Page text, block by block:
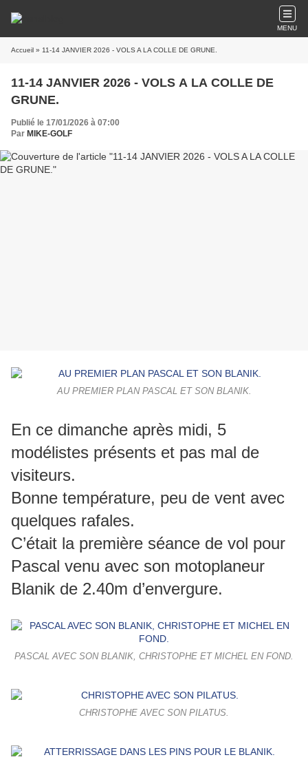
MENU
Accueil » 11-14 JANVIER 2026 - VOLS A LA COLLE DE GRUNE.
11-14 JANVIER 2026 - VOLS A LA COLLE DE
GRUNE.
Publié le 17/01/2026 à 07:00
Par MIKE-GOLF
AU PREMIER PLAN PASCAL ET SON BLANIK.
En ce dimanche après midi, 5
modélistes présents et pas mal de
visiteurs.
Bonne température, peu de vent avec
quelques rafales.
C’était la première séance de vol pour
Pascal venu avec son motoplaneur
Blanik de 2.40m d’envergure.
PASCAL AVEC SON BLANIK, CHRISTOPHE ET MICHEL EN FOND.
CHRISTOPHE AVEC SON PILATUS.